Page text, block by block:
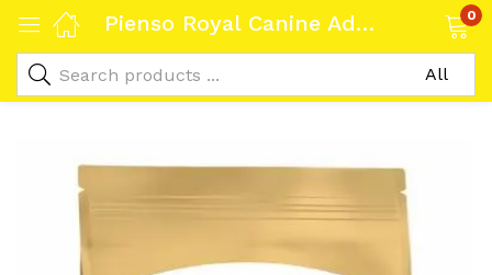
Pienso Royal Canine Adulto Dachshund 28 7,5kg: Nutrición Óptima para Perros Salchicha 0